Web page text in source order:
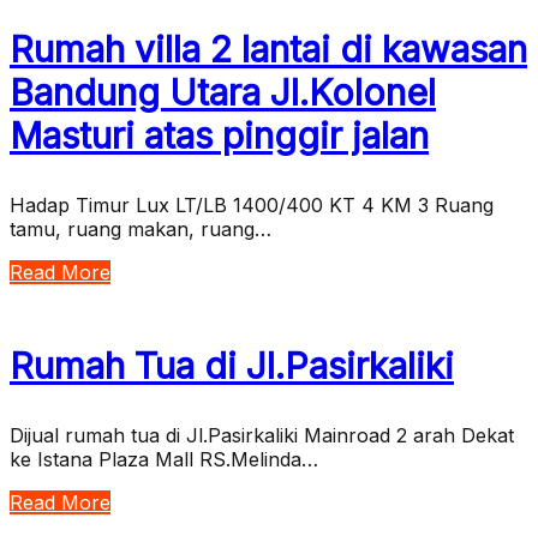
Rumah villa 2 lantai di kawasan
Bandung Utara Jl.Kolonel
Masturi atas pinggir jalan
Hadap Timur Lux LT/LB 1400/400 KT 4 KM 3 Ruang
tamu, ruang makan, ruang…
Read More
Rumah Tua di Jl.Pasirkaliki
Dijual rumah tua di Jl.Pasirkaliki Mainroad 2 arah Dekat
ke Istana Plaza Mall RS.Melinda…
Read More